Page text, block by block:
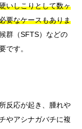
いしこりとして数ヶ
要なケースもありま
群（SFTS）などの
です。
反応が起き、腫れや
やアシナガバチに複